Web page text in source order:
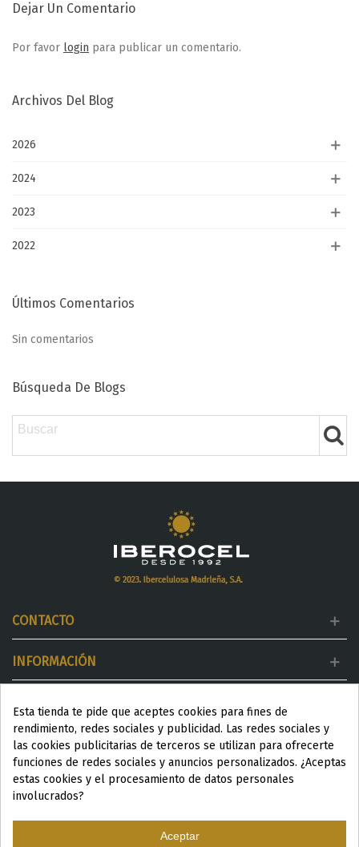
Archivos Del Blog
2026
2024
2023
2022
Últimos Comentarios
Sin comentarios
Búsqueda De Blogs
Dejar Un Comentario
Por favor login para publicar un comentario.
CONTACTO
INFORMACIÓN
DESTACADOS
ESP|ENG
Esta tienda te pide que aceptes cookies para fines de
rendimiento, redes sociales y publicidad. Las redes sociales y
las cookies publicitarias de terceros se utilizan para ofrecerte
funciones de redes sociales y anuncios personalizados. ¿Aceptas
estas cookies y el procesamiento de datos personales
involucrados?
Aceptar